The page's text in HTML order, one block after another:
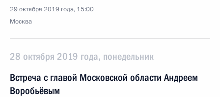
29 октября 2019 года, 15:00
Москва
28 октября 2019 года, понедельник
Встреча с главой Московской области Андреем
Воробьёвым